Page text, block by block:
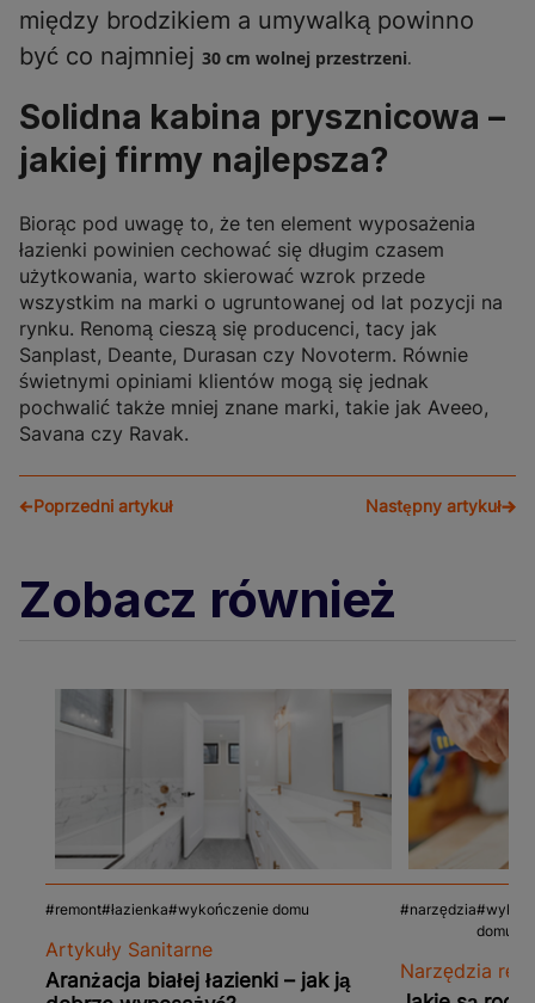
między brodzikiem a umywalką powinno
być co najmniej 30 cm wolnej przestrzeni.
Solidna kabina prysznicowa –
jakiej firmy najlepsza?
Biorąc pod uwagę to, że ten element wyposażenia
łazienki powinien cechować się długim czasem
użytkowania, warto skierować wzrok przede
wszystkim na marki o ugruntowanej od lat pozycji na
rynku. Renomą cieszą się producenci, tacy jak
Sanplast, Deante, Durasan czy Novoterm. Równie
świetnymi opiniami klientów mogą się jednak
pochwalić także mniej znane marki, takie jak Aveeo,
Savana czy Ravak.
Poprzedni artykuł Następny artykuł
Zobacz również
remont łazienka wykończenie domu
Artykuły Sanitarne
Aranżacja białej łazienki – jak ją
narzędzia
domu
Narzędzia